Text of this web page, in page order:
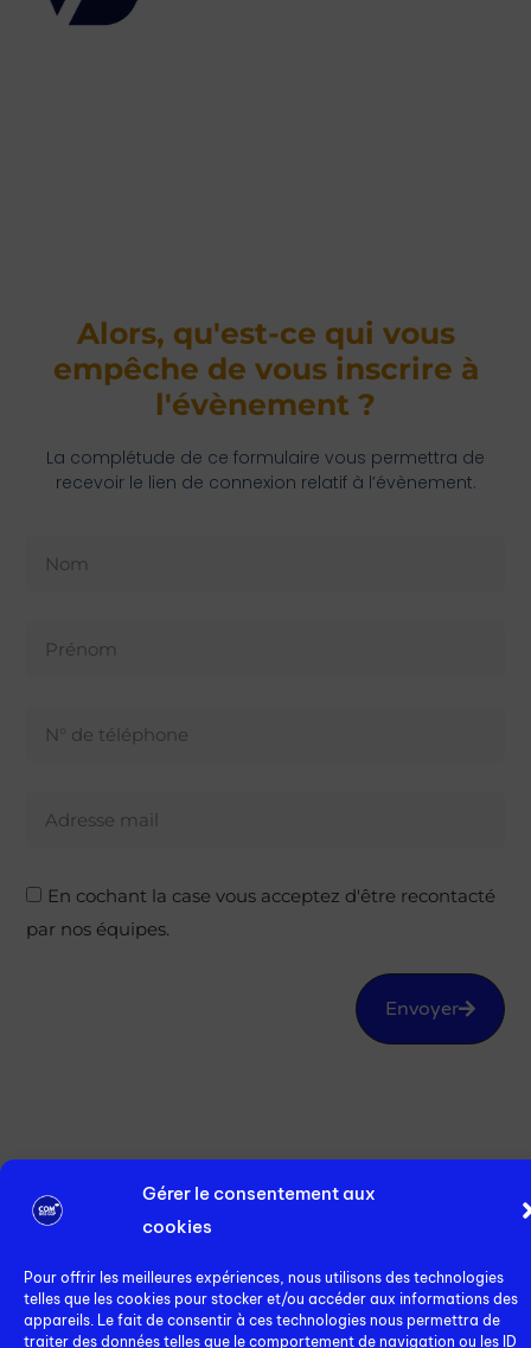
Gérer le consentement aux
cookies
Pour offrir les meilleures expériences, nous utilisons des technologies
telles que les cookies pour stocker et/ou accéder aux informations des
appareils. Le fait de consentir à ces technologies nous permettra de
traiter des données telles que le comportement de navigation ou les ID
Alors, qu'est-ce qui vous
empêche de vous inscrire à
l'évènement ?
La complétude de ce formulaire vous permettra de
recevoir le lien de connexion relatif à l’évènement.
En cochant la case vous acceptez d'être recontacté
par nos équipes.
Envoyer